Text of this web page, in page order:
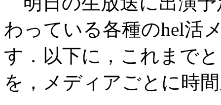
わっている各種のhel活
す．以下に，これまで
を，メディアごとに時